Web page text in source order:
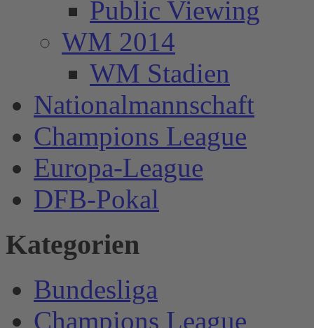
Public Viewing
WM 2014
WM Stadien
Nationalmannschaft
Champions League
Europa-League
DFB-Pokal
Kategorien
Bundesliga
Champions League